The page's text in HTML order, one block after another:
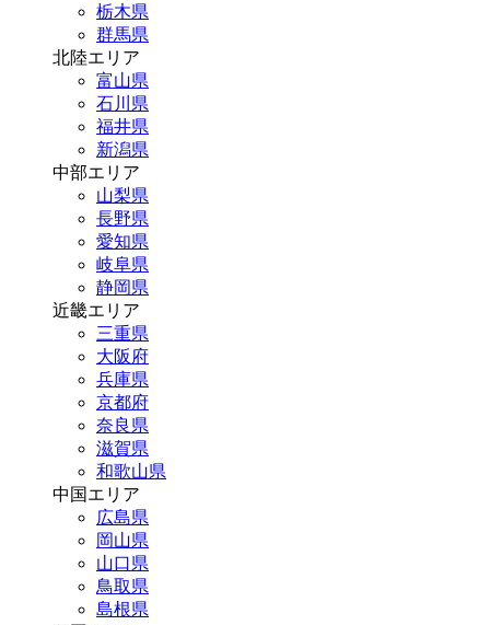
栃木県
群馬県
北陸エリア
富山県
石川県
福井県
新潟県
中部エリア
山梨県
長野県
愛知県
岐阜県
静岡県
近畿エリア
三重県
大阪府
兵庫県
京都府
奈良県
滋賀県
和歌山県
中国エリア
広島県
岡山県
山口県
鳥取県
島根県